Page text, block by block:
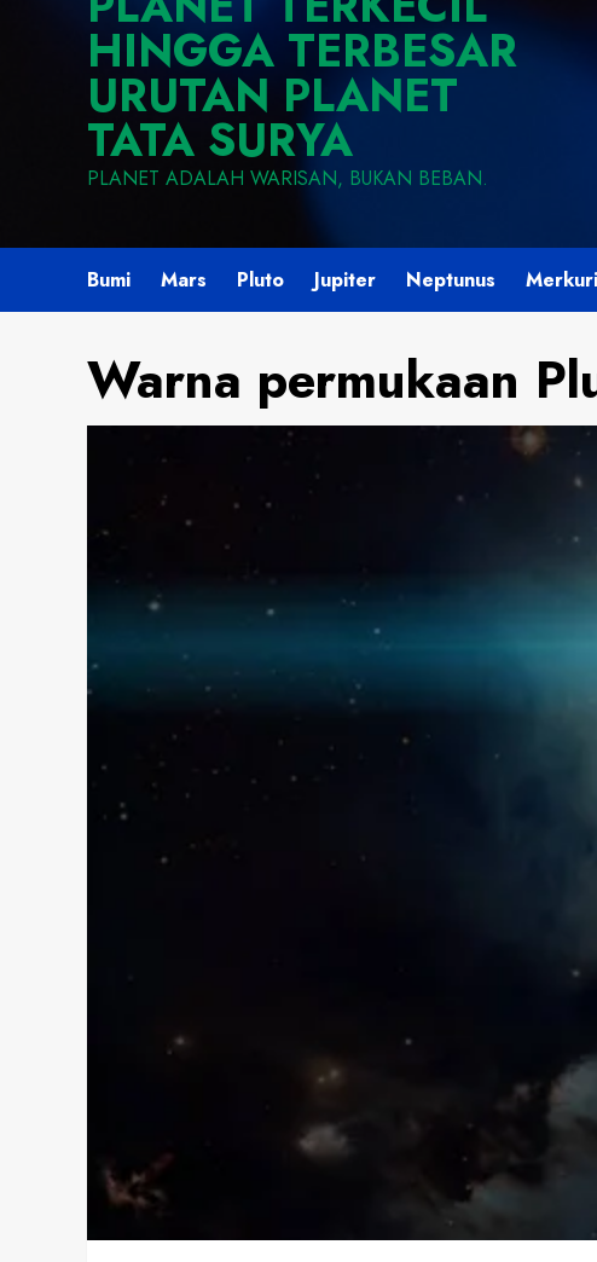
HINGGA TERBESAR
URUTAN PLANET
TATA SURYA
PLANET ADALAH WARISAN, BUKAN BEBAN.
Bumi Mars Pluto Jupiter Neptunus
Warna permukaan